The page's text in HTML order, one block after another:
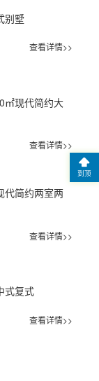
别墅
查看详情>>
㎡现代简约大
查看详情>>
代简约两室两
查看详情>>
式复式
查看详情>>
到顶